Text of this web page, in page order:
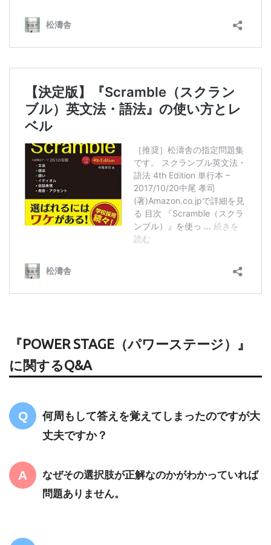
『POWER STAGE（パワーステージ）』
に関するQ&A
何周もして答えを覚えてしまったのですが大
丈夫ですか？
なぜその選択肢が正解なのかがわかっていれば
問題ありません。